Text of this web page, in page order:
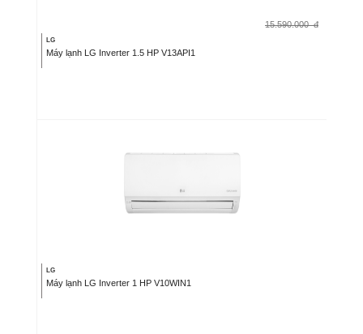
15.590.000 đ
LG
Máy lạnh LG Inverter 1.5 HP V13API1
LG
Máy lạnh LG Inverter 1 HP V10WIN1